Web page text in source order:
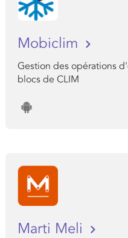
Mobiclim
Gestion des opérations
blocs de CLIM
Marti Meli